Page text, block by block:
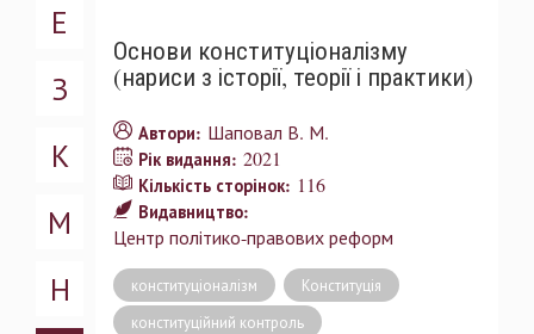
Е
З
К
М
Н
Основи конституціоналізму
(нариси з історії, теорії і практики)
Автори: Шаповал В. М.
Рік видання: 2021
Кількість сторінок: 116
Видавництво:
Центр політико-правових реформ
конституціоналізм
Конституція
конституційний контроль